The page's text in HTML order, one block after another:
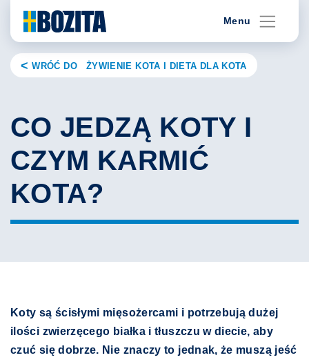
content
Menu
WRÓĆ DO ŻYWIENIE KOTA I DIETA DLA KOTA
CO JEDZĄ KOTY I
CZYM KARMIĆ
KOTA?
Koty są ścisłymi mięsożercami i potrzebują dużej
ilości zwierzęcego białka i tłuszczu w diecie, aby
czuć się dobrze. Nie znaczy to jednak, że muszą jeść